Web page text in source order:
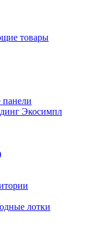
товары
Экосимпл
лотки